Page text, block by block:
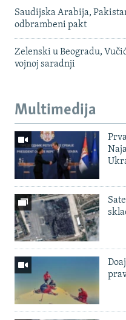
Saudijska Arabija,
odbrambeni pakt
Zelenski u Beogradu,
vojnoj saradnji
Multimedija